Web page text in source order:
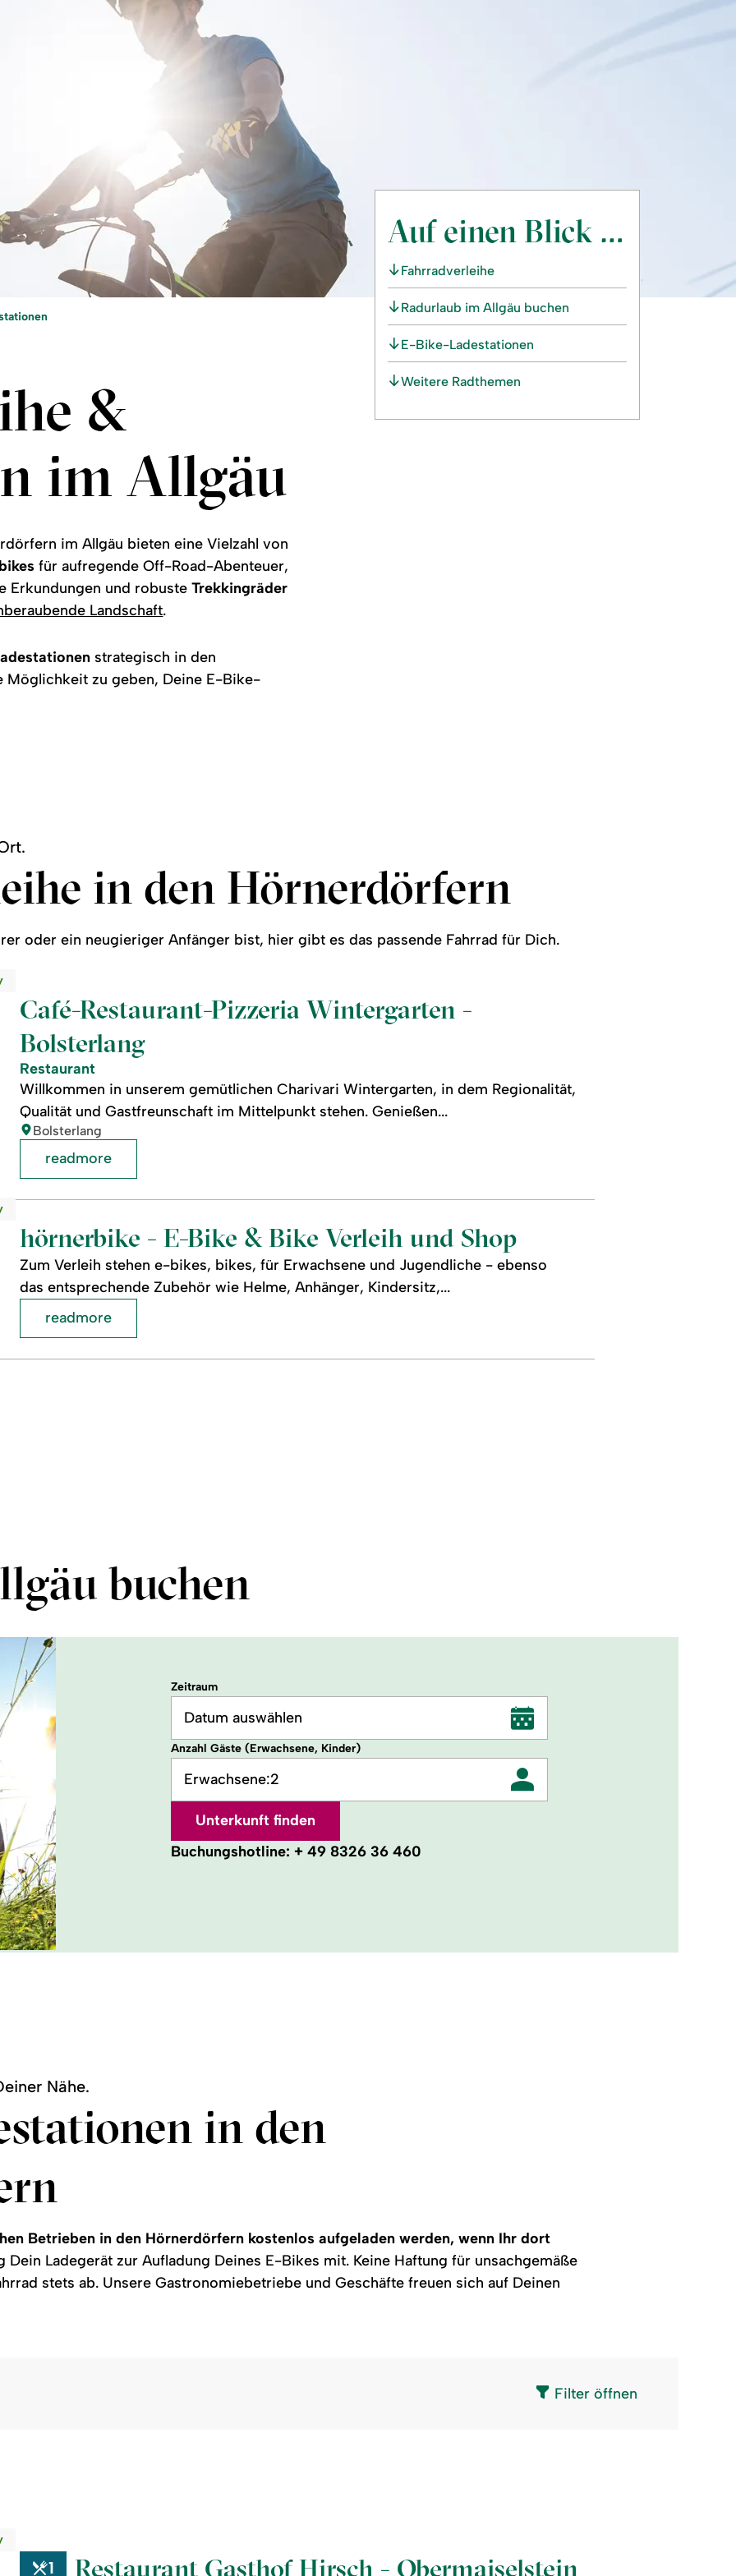
Auf einen Blick …
Fahrradverleihe
Radurlaub im Allgäu buchen
E-Bike-Ladestationen
Weitere Radthemen
&
im Allgäu
im Allgäu bieten eine Vielzahl von
für aufregende Off-Road-Abenteuer,
Erkundungen und robusteTrekkingräder
Landschaft.
strategisch in den
Möglichkeit zu geben, Deine E-Bike-
in den Hörnerdörfern
oder ein neugieriger Anfänger bist, hier gibt es das passende Fahrrad für Dich.
Café-Restaurant-Pizzeria Wintergarten -
Bolsterlang
Restaurant
Willkommen in unserem gemütlichen Charivari Wintergarten, in dem Regionalität,
Qualität und Gastfreunschaft im Mittelpunkt stehen. Genießen...
location:
Bolsterlang
readmore
hörnerbike - E-Bike & Bike Verleih und Shop
Zum Verleih stehen e-bikes, bikes, für Erwachsene und Jugendliche - ebenso
das entsprechende Zubehör wie Helme, Anhänger, Kindersitz,...
readmore
buchen
Zeitraum
Datum auswählen
Anzahl Gäste (Erwachsene, Kinder)
2
Erwachsene:
Unterkunft finden
Buchungshotline: + 49 8326 36 460
Nähe.
in den
Betrieben in den Hörnerdörfern kostenlos aufgeladen werden, wenn Ihr dort
Dein Ladegerät zur Aufladung Deines E-Bikes mit. Keine Haftung für unsachgemäße
stets ab. Unsere Gastronomiebetriebe und Geschäfte freuen sich auf Deinen
Filter öffnen
1 Restaurant Gasthof Hirsch - Obermaiselstein